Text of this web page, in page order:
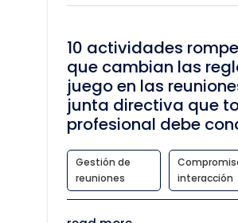
10 actividades
que cambian las
juego en las
junta directiva que
profesional debe
Gestión de
reuniones
interacción